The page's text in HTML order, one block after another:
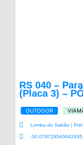
RS 040 –
(Placa 3) –
OUTDOOR
Lomba do Sabão |
-